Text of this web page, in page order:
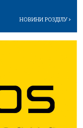
НОВИНИ РОЗДІЛУ>